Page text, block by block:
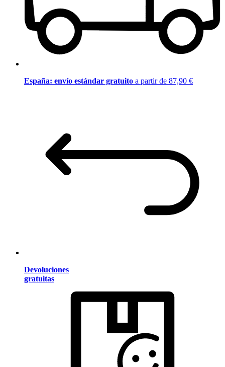
España: envío estándar gratuito a partir de 87,90 €
Devoluciones
gratuitas